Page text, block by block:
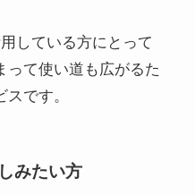
している方にとって
って使い道も広がるた
です。
みたい方